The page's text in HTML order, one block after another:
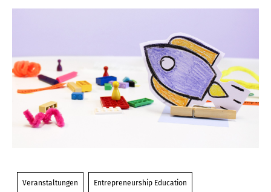
Veranstaltungen Entrepreneurship Education